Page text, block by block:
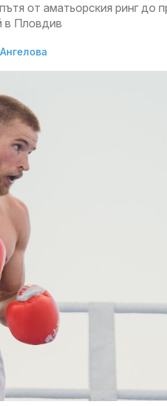
от аматьорския ринг до
в Пловдив